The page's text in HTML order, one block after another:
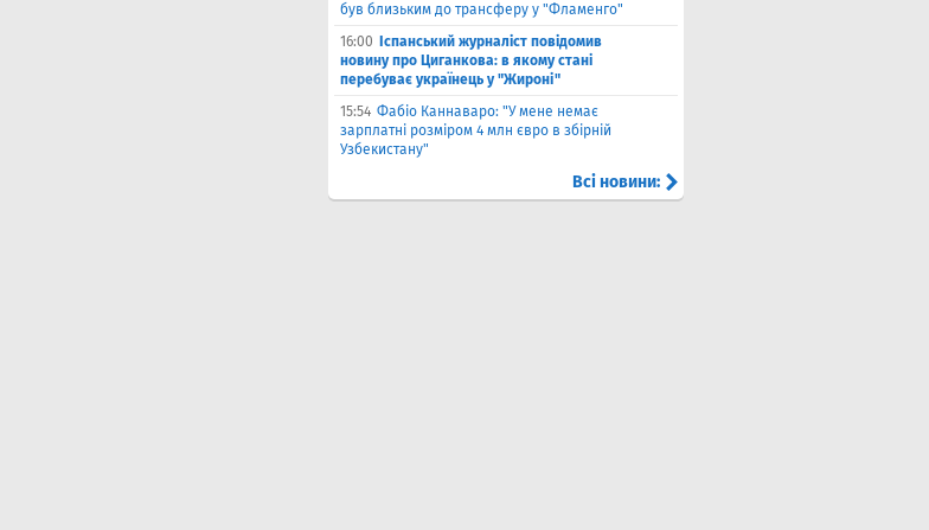
був близьким до трансферу у "Фламенго"
16:00
Іспанський журналіст повідомив
новину про Циганкова: в якому стані
перебуває українець у "Жироні"
15:54 Фабіо Каннаваро: "У мене немає
зарплатні розміром 4 млн євро в збірній
Узбекистану"
Всі новини: